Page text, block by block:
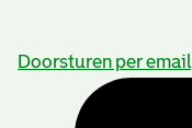
Doorsturen per email